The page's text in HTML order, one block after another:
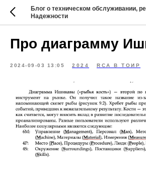
Блог о техническом обслуживании,
Надежности
Про диаграмму
2024-09-03 13:05 2024 RCA В ТОИР